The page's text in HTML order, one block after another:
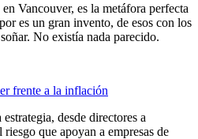
Vancouver, es la metáfora perfecta
es un gran invento, de esos con los
No existía nada parecido.
frente a la inflación
desde directores a
que apoyan a empresas de